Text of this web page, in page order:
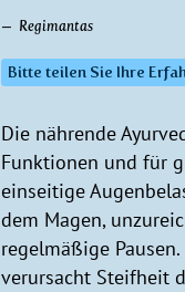
Regimantas
Bitte teilen Sie Ihre
Die nährende
Funktionen und für
einseitige
dem Magen,
regelmäßige
verursacht Steifheit